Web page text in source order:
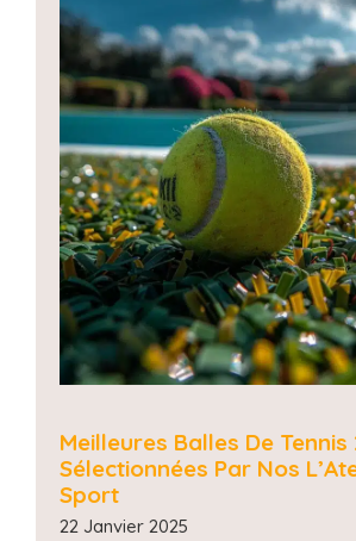
Meilleures Balles De Tennis
Sélectionnées Par Nos
Sport
22 Janvier 2025